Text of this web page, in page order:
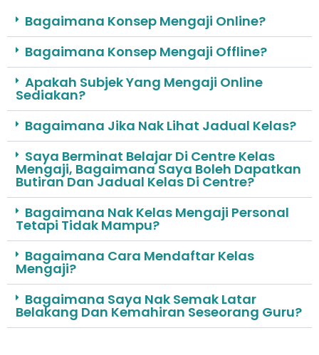
Bagaimana Konsep Mengaji Online?
Bagaimana Konsep Mengaji Offline?
Apakah Subjek Yang Mengaji Online
Sediakan?
Bagaimana Jika Nak Lihat Jadual Kelas?
Saya Berminat Belajar Di Centre Kelas
Mengaji, Bagaimana Saya Boleh Dapatkan
Butiran Dan Jadual Kelas Di Centre?
Bagaimana Nak Kelas Mengaji Personal
Tetapi Tidak Mampu?
Bagaimana Cara Mendaftar Kelas
Mengaji?
Bagaimana Saya Nak Semak Latar
Belakang Dan Kemahiran Seseorang Guru?